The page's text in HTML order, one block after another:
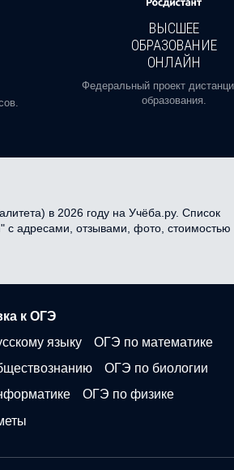
ВЫСШЕЕ
ОБРАЗОВАНИЕ
ОНЛАЙН
Федеральный проект
образования.
в 2026 году на Учёба.ру. Список
с адресами, отзывами, фото, стоимостью
к ОГЭ
языку
ОГЭ по математике
ОГЭ по биологии
ОГЭ по физике